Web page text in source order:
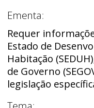
Ementa:
Requer
Estado de
Habitação
de Governo
legislação